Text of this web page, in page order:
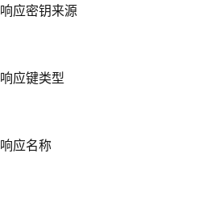
响应密钥来源
响应键类型
响应名称